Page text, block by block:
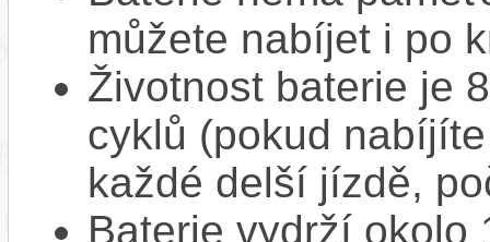
můžete nabíjet i po
Životnost baterie je
cyklů (pokud
každé delší jízdě,
Baterie vydrží okolo